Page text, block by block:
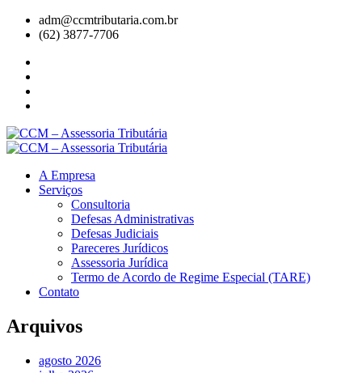
adm@ccmtributaria.com.br
(62) 3877-7706
A Empresa
Serviços
Consultoria
Defesas Administrativas
Defesas Judiciais
Pareceres Jurídicos
Assessoria Jurídica
Termo de Acordo de Regime Especial (TARE)
Contato
Arquivos
agosto 2026